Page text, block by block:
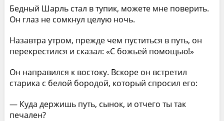
Бедный Шарль стал в тупик, можете мне поверить.
Он глаз не сомкнул целую ночь.
Назавтра утром, прежде чем пуститься в путь, он
перекрестился и сказал: «С божьей помощью!»
Он направился к востоку. Вскоре он встретил
старика с белой бородой, который спросил его:
— Куда держишь путь, сынок, и отчего ты так
печален?